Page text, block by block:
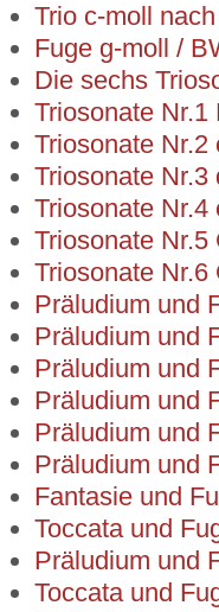
Trio c-moll
Fuge g-moll /
Die sechs
Triosonate
Triosonate
Triosonate
Triosonate
Triosonate
Triosonate
Präludium und
Präludium und
Präludium und
Präludium und
Präludium und
Präludium und
Fantasie und
Toccata und
Präludium und
Toccata und